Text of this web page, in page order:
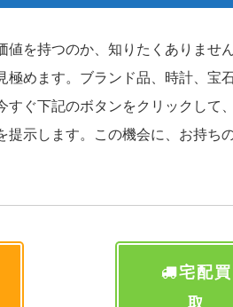
値を持つのか、知りたくありませ
極めます。ブランド品、時計、宝
すぐ下記のボタンをクリックして
提示します。この機会に、お持ち
宅配買
取